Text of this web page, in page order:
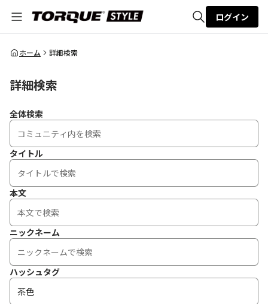
全体検索
ログイン
ホーム 詳細検索
詳細検索
全体検索
タイトル
本文
ニックネーム
ハッシュタグ